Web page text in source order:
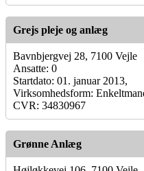
Grejs pleje og anlæg
Bavnbjergvej 28, 7100 Vejle
Ansatte: 0
Startdato: 01. januar 2013,
Virksomhedsform:
CVR: 34830967
Grønne Anlæg